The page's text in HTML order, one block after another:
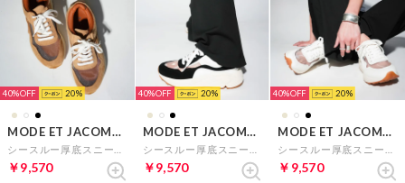
40% 20
MODE ET JACOMO carino
￥9,570
40% 20
MODE ET JACOMO carino
￥9,570
40% 20
MODE ET JACOMO carino
￥9,570